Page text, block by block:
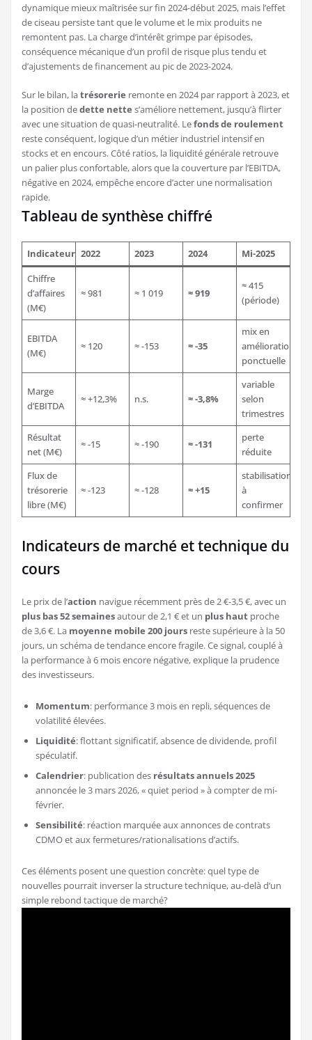
dynamique mieux maîtrisée sur fin 2024-début 2025, mais l’effet
de ciseau persiste tant que le volume et le mix produits ne
remontent pas. La charge d’intérêt grimpe par épisodes,
conséquence mécanique d’un profil de risque plus tendu et
d’ajustements de financement au pic de 2023-2024.
Sur le bilan, latrésorerie remonte en 2024 par rapport à 2023, et
la position dedette nette s’améliore nettement, jusqu’à flirter
avec une situation de quasi-neutralité. Lefonds de roulement
reste conséquent, logique d’un métier industriel intensif en
stocks et en encours. Côté ratios, la liquidité générale retrouve
un palier plus confortable, alors que la couverture par l’EBITDA,
négative en 2024, empêche encore d’acter une normalisation
rapide.
Tableau de synthèse chiffré
Indicateur 2022 2023 2024
Mi-2025
Chiffre
d’affaires
(M€)
≈ 981 ≈ 1 019 ≈ 919
≈ 415
(période)
EBITDA
(M€)
≈ 120 ≈ -153 ≈ -35
mix en
amélioration
ponctuelle
Marge
d’EBITDA
≈ +12,3% n.s. ≈ -3,8%
variable
selon
trimestres
Résultat
net (M€)
≈ -15 ≈ -190 ≈ -131
perte
réduite
Flux de
trésorerie
libre (M€)
≈ -123 ≈ -128 ≈ +15
stabilisation
à
confirmer
Indicateurs de marché et technique du
cours
Le prix de l’action navigue récemment près de 2 €-3,5 €, avec un
plus bas 52 semainesautour de 2,1 € et un plus haut proche
de 3,6 €. La moyenne mobile 200 jours reste supérieure à la 50
jours, un schéma de tendance encore fragile. Ce signal, couplé à
la performance à 6 mois encore négative, explique la prudence
des investisseurs.
Momentum: performance 3 mois en repli, séquences de
volatilité élevées.
Liquidité: flottant significatif, absence de dividende, profil
spéculatif.
Calendrier: publication des résultats annuels 2025
annoncée le 3 mars 2026, « quiet period » à compter de mi-
février.
Sensibilité: réaction marquée aux annonces de contrats
CDMO et aux fermetures/rationalisations d’actifs.
Ces éléments posent une question concrète: quel type de
nouvelles pourrait inverser la structure technique, au-delà d’un
simple rebond tactique de marché?